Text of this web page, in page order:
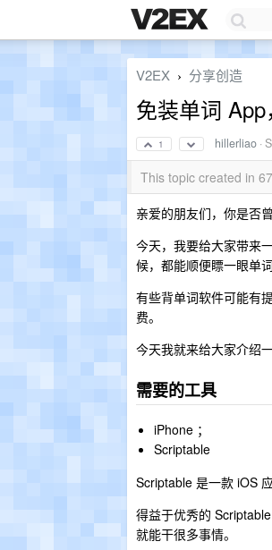
V2EX › 分享创造
免装单词
1 hillerliao ·
This topic created in
亲爱的朋友们，你是否
今天，我要给大家带来
候，都能顺便瞟一眼单
有些背单词软件可能有
费。
今天我就来给大家介绍
需要的工具
iPhone ；
Scriptable
Scriptable 是一款 iOS
得益于优秀的
就能干很多事情。